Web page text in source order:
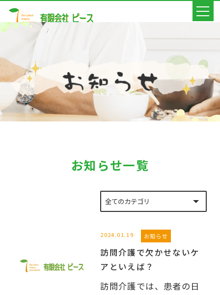
お知らせ一覧
2024.01.19 お知らせ
訪問介護で欠かせないケ
アといえば？
訪問介護では、患者の日